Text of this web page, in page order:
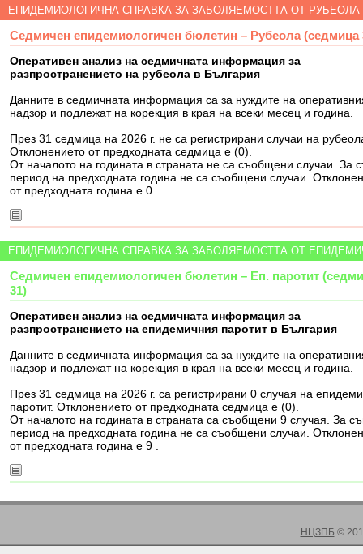
ЕПИДЕМИОЛОГИЧНА СПРАВКА ЗА ЗАБОЛЯЕМОСТТА ОТ РУБЕОЛА
Седмичен епидемиологичен бюлетин – Рубеола (седмица
Оперативен анализ на седмичната информация за
разпространението на рубеола в България
Данните в седмичната информация са за нуждите на
надзор и подлежат на корекция в края на всеки месец и година.
През 31 седмица на 2026 г. не са регистрирани случаи на
Отклонението от предходната седмица е (0).
От началото на годината в страната не са съобщени случаи. За
период на предходната година не са съобщени случаи.
от предходната година е 0 .
ЕПИДЕМИОЛОГИЧНА СПРАВКА ЗА ЗАБОЛЯЕМОСТТА ОТ
Седмичен епидемиологичен бюлетин – Еп. паротит
31)
Оперативен анализ на седмичната информация за
разпространението на епидемичния паротит в България
Данните в седмичната информация са за нуждите на
надзор и подлежат на корекция в края на всеки месец и година.
През 31 седмица на 2026 г. са регистрирани 0 случая на
паротит. Отклонението от предходната седмица е (0).
От началото на годината в страната са съобщени 9 случая. За
период на предходната година не са съобщени случаи.
от предходната година е 9 .
НЦЗПБ ©